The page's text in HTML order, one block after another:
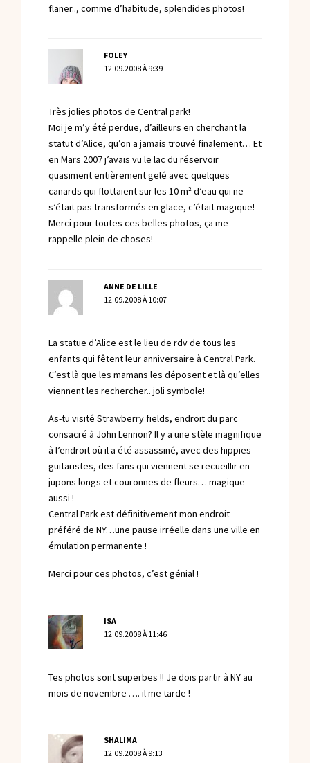
flaner.., comme d’habitude, splendides photos!
FOLEY
12.09.2008 À 9:39
Très jolies photos de Central park!
Moi je m’y été perdue, d’ailleurs en cherchant la
statut d’Alice, qu’on a jamais trouvé finalement… Et
en Mars 2007 j’avais vu le lac du réservoir
quasiment entièrement gelé avec quelques
canards qui flottaient sur les 10 m² d’eau qui ne
s’était pas transformés en glace, c’était magique!
Merci pour toutes ces belles photos, ça me
rappelle plein de choses!
ANNE DE LILLE
12.09.2008 À 10:07
La statue d’Alice est le lieu de rdv de tous les
enfants qui fêtent leur anniversaire à Central Park.
C’est là que les mamans les déposent et là qu’elles
viennent les rechercher.. joli symbole!
As-tu visité Strawberry fields, endroit du parc
consacré à John Lennon? Il y a une stèle magnifique
à l’endroit où il a été assassiné, avec des hippies
guitaristes, des fans qui viennent se recueillir en
jupons longs et couronnes de fleurs… magique
aussi !
Central Park est définitivement mon endroit
préféré de NY…une pause irréelle dans une ville en
émulation permanente !
Merci pour ces photos, c’est génial !
ISA
12.09.2008 À 11:46
Tes photos sont superbes !! Je dois partir à NY au
mois de novembre …. il me tarde !
SHALIMA
12.09.2008 À 9:13